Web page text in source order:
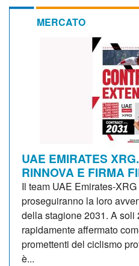
MERCATO
UAE EMIRATES
RINNOVA E FIRMA
Il team UAE Emirates-
proseguiranno la loro
della stagione 2031. A soli
rapidamente affermato
promettenti del ciclismo
è...